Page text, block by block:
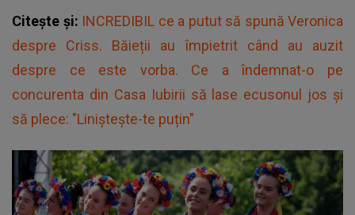
Citește și: INCREDIBIL ce a putut să spună Veronica
despre Criss. Băieții au împietrit când au auzit
despre ce este vorba. Ce a îndemnat-o pe
concurenta din Casa Iubirii să lase ecusonul jos și
să plece: "Liniștește-te puțin"